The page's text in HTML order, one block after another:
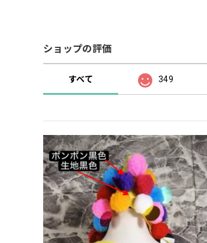
ショップの評価
すべて 349